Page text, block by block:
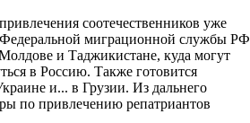
соотечественников уже
Федеральной миграционной службы РФ
и Таджикистане, куда могут
в Россию. Также готовится
и... в Грузии. Из дальнего
по привлечению репатриантов